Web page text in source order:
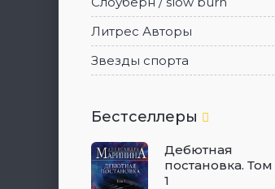
Литрес Авторы
Звезды спорта
Бестселлеры
Дебютная
постановка. Том
1